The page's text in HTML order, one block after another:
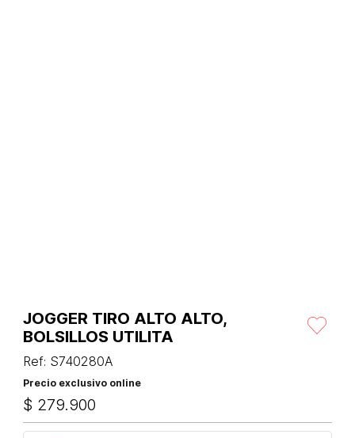
JOGGER TIRO ALTO ALTO,
BOLSILLOS UTILITA
Ref: S740280A
Precio exclusivo online
$ 279.900